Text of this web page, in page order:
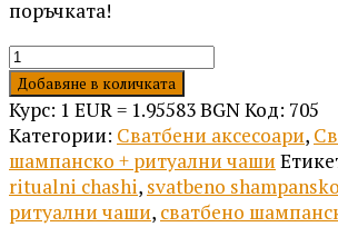
поръчката!
количество
за
Комплект
Прасковено
Добавяне в количката
Курс: 1 EUR = 1.95583 BGNКод: 705
Категории: Сватбени аксесоари,
шампанско + ритуални чаши
ritualni chashi, svatbeno shampansko
ритуални чаши, сватбено